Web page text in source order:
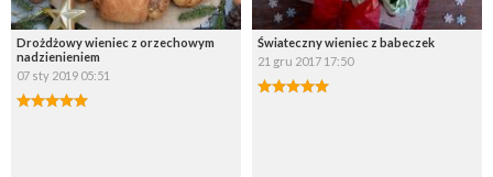
Drożdżowy wieniec z orzechowym
nadzienieniem
07 sty 2019 05:51
Świateczny wieniec z babeczek
21 gru 2017 17:50